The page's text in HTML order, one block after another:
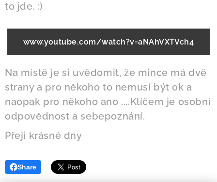
to jde. :)
www.youtube.com/watch?v=aNAhVXTVch4
Na místě je si uvědomit, že mince má dvě
strany a pro někoho to nemusí být ok a
naopak pro někoho ano ....Klíčem je osobní
odpovědnost a sebepoznání.
Přeji krásné dny
Share